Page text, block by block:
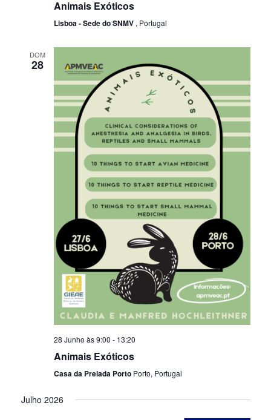
Animais Exóticos
Lisboa - Sede do SNMV , Portugal
DOM
28
28 Junho às 9:00 - 13:20
Animais Exóticos
Casa da Prelada Porto Porto, Portugal
Julho 2026